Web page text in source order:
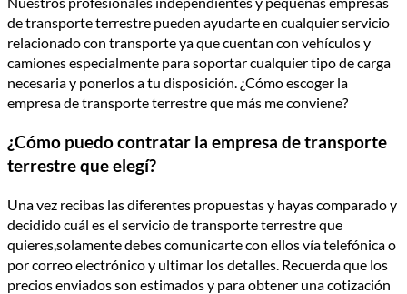
de transporte terrestre pueden ayudarte en cualquier servicio
relacionado con transporte ya que cuentan con vehí­culos y
camiones especialmente para soportar cualquier tipo de carga
necesaria y ponerlos a tu disposición. ¿Cómo escoger la
empresa de transporte terrestre que más me conviene?
¿Cómo puedo contratar la empresa de transporte
terrestre que elegí­?
Una vez recibas las diferentes propuestas y hayas comparado y
decidido cuál es el servicio de transporte terrestre que
quieres,solamente debes comunicarte con ellos ví­a telefónica o
por correo electrónico y ultimar los detalles. Recuerda que los
precios enviados son estimados y para obtener una cotización